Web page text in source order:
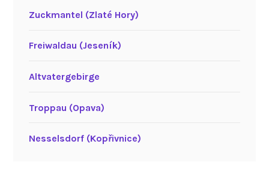
Zuckmantel (Zlaté Hory)
Freiwaldau (Jeseník)
Altvatergebirge
Troppau (Opava)
Nesselsdorf (Kopřivnice)